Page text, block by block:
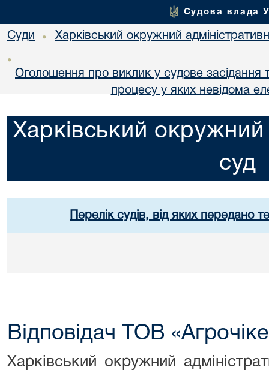
Судова влада
Суди • Харківський окружний
•
Оголошення про виклик у судове засідання
процесу у яких невідома
Харківський окружний
суд
Перелік судів, від яких передано
Відповідач ТОВ
Харківський окружний